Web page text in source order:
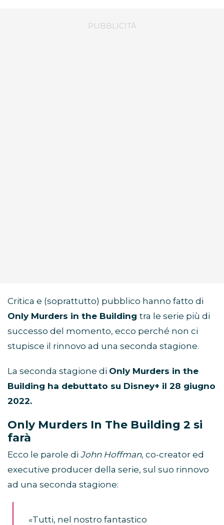
Critica e (soprattutto) pubblico hanno fatto di
Only Murders in the Building tra le serie più di
successo del momento, ecco perché non ci
stupisce il rinnovo ad una seconda stagione.
La seconda stagione di Only Murders in the
Building ha debuttato su Disney+ il 28 giugno
2022.
Only Murders In The Building 2 si
farà
Ecco le parole di John Hoffman, co-creator ed
executive producer della serie, sul suo rinnovo
ad una seconda stagione:
«Tutti, nel nostro fantastico